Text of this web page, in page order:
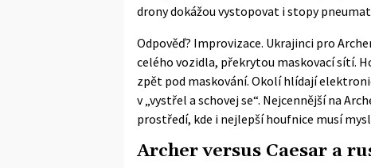
drony dokážou vystopovat i stopy
Odpověď? Improvizace. Ukrajinci pro
celého vozidla, překrytou maskovací sítí.
zpět pod maskování. Okolí hlídají
v „vystřel a schovej se“. Nejcennější na
prostředí, kde i nejlepší houfnice musí
Archer versus Caesar a